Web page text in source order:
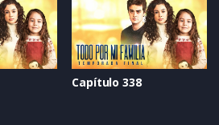
Capítulo 338